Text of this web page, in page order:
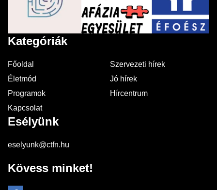
Kategóriák
Főoldal
Szervezeti hírek
Életmód
Jó hírek
Programok
Hírcentrum
Kapcsolat
Esélyünk
eselyunk@ctfn.hu
Kövess minket!